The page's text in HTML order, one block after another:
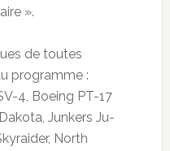
».
de toutes
programme :
4, Boeing PT-17
Junkers Ju-
North